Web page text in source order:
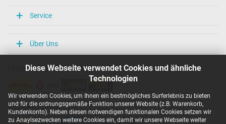
Diese Webseite verwendet Cookies und ähnliche
Technologien
Wir verwenden Cookies, um Ihnen ein bestmögliches Surferlebnis zu bieten
und für die ordnungsgemäße Funktion unserer Website (z.B. Warenkorb,
Kundenkonto). Neben diesen notwendigen funktionalen Cookies setzen wir
zu Anaylsezwecken weitere Cookies ein, damit wir unsere Webseite weiter
CE
Kategorisierung
Netzteil
Service
Über Uns
Unsere Versandarten
Unsere Zahlarten